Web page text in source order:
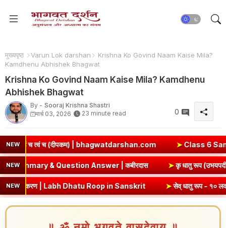
मुख्यपृष्ठ Varun Lok darshan
Krishna Ko Govind Naam Kaise Mila?
Kamdhenu Abhishek Bhagwat
Krishna Ko Govind Naam Kaise Mila? Kamdhenu
Abhishek Bhagwat
By - Sooraj Krishna Shastri
मार्च 03, 2026
23 minute read 0
NEW ➤Class 6 Sanskrit Chapter 3 Solutions | एषः
NEWClass 8 Hindi Chapter 5 Summary & Question Answer |
NEW
Roop in Sanskrit ➤सेव् धातु रूप - १० लकार, अर्थ एवं व्याकरण |